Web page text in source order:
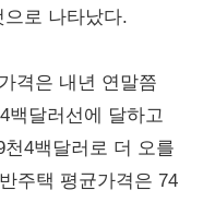
로 나타났다.
격은 내년 연말쯤
백달러선에 달하고
4백달러로 더 오를
주택 평균가격은 74